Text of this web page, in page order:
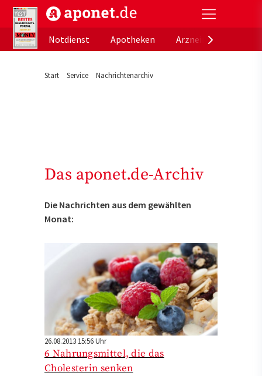
aponet.de - Das offizielle Gesundheitsportal der
Notdienst
Apotheken
Start Service Nachrichtenarchiv
Das aponet.de-Archiv
Die Nachrichten aus dem gewählten
Monat:
26.08.2013 15:56 Uhr
6 Nahrungsmittel, die das
Cholesterin senken